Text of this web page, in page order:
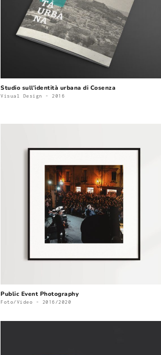
Studio sull’identità urbana di Cosenza
Visual Design - 2016
Public Event Photography
Foto/Video - 2016/2020